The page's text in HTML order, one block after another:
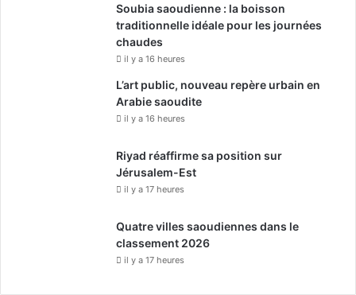
Soubia saoudienne : la boisson
traditionnelle idéale pour les journées
chaudes
il y a 16 heures
L’art public, nouveau repère urbain en
Arabie saoudite
il y a 16 heures
Riyad réaffirme sa position sur
Jérusalem-Est
il y a 17 heures
Quatre villes saoudiennes dans le
classement 2026
il y a 17 heures